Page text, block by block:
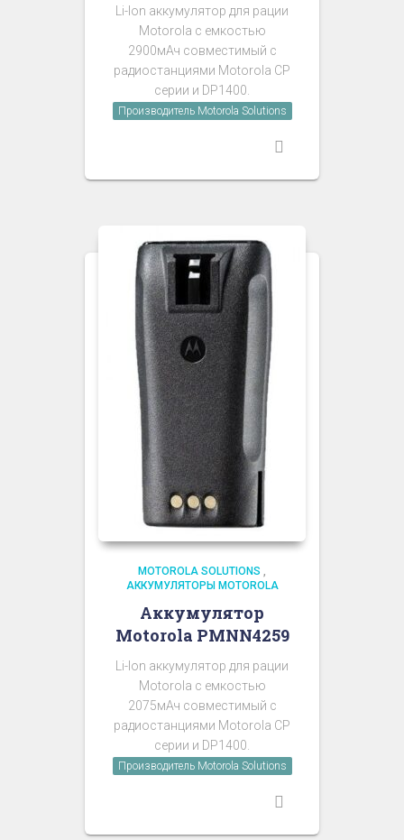
Li-Ion аккумулятор для рации
Motorola с емкостью
2900мАч совместимый с
радиостанциями Motorola CP
серии и DP1400.
Производитель Motorola Solutions
MOTOROLA SOLUTIONS ,
АККУМУЛЯТОРЫ MOTOROLA
Аккумулятор
Motorola PMNN4259
Li-Ion аккумулятор для рации
Motorola с емкостью
2075мАч совместимый с
радиостанциями Motorola CP
серии и DP1400.
Производитель Motorola Solutions